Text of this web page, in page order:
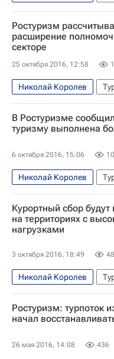
Федеральное агентство
Россия
Ростуризм
расширение
секторе
25 октября 2016, 12:58
Николай Королев
Федеральное агентство
Россия
В Ростуризме
туризму выполнена
6 октября 2016, 15:06
Николай Королев
Федеральное агентство
Россия
Курортный сбор будут
на территориях с
нагрузками
3 октября 2016, 18:49
Николай Королев
Антон Силуанов
Ростуризм: турпоток
начал
26 мая 2016, 14:08 436